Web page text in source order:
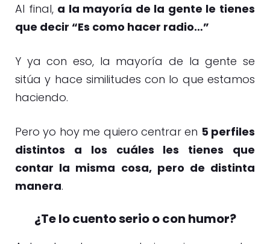
Al final, a la mayoría de la gente le tienes
que decir “Es como hacer radio…”
Y ya con eso, la mayoría de la gente se
sitúa y hace similitudes con lo que estamos
haciendo.
Pero yo hoy me quiero centrar en 5 perfiles
distintos a los cuáles les tienes que
contar la misma cosa, pero de distinta
manera.
¿Te lo cuento serio o con humor?